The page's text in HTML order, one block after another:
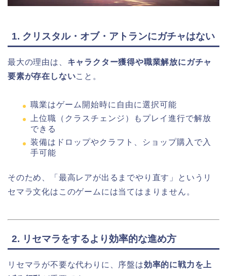
1. クリスタル・オブ・アトランにガチャはない
最大の理由は、 キャラクター獲得や職業解放にガチャ
要素が存在しないこと。
職業はゲーム開始時に自由に選択可能
上位職（クラスチェンジ）もプレイ進行で解放
できる
装備はドロップやクラフト、ショップ購入で入
手可能
そのため、「最高レアが出るまでやり直す」というリ
セマラ文化はこのゲームには当てはまりません。
2. リセマラをするより効率的な進め方
リセマラが不要な代わりに、序盤は効率的に戦力を上